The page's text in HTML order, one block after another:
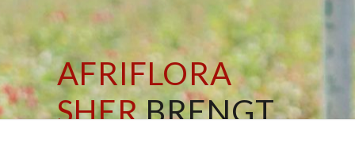
AFRIFLORA
SHERBRENGT